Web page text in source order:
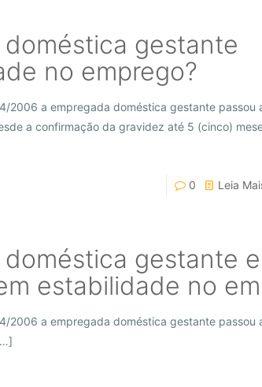
gestante
no emprego?
2006 a empregada doméstica gestante passou
a confirmação da gravidez até 5 (cinco)
0 Leia
gestante
estabilidade no
2006 a empregada doméstica gestante